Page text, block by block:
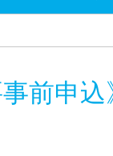
前申込